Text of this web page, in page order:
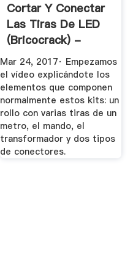
Cortar Y Conectar
Las Tiras De LED
(Bricocrack) -
YouTube
Mar 24, 2017· Empezamos
el vídeo explicándote los
elementos que componen
normalmente estos kits: un
rollo con varias tiras de un
metro, el mando, el
transformador y dos tipos
de conectores.